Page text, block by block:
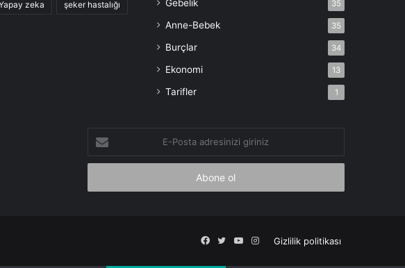
zeka şeker hastalığı Gebelik 35
Anne-Bebek 35
Burçlar 34
Ekonomi 13
Tarifler 1
Posta
adresinizi
Gizlilik politikası
Facebook
X YouTube
Instagram